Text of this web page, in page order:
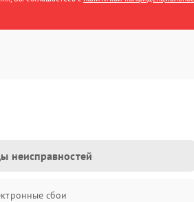
неисправностей
сбои